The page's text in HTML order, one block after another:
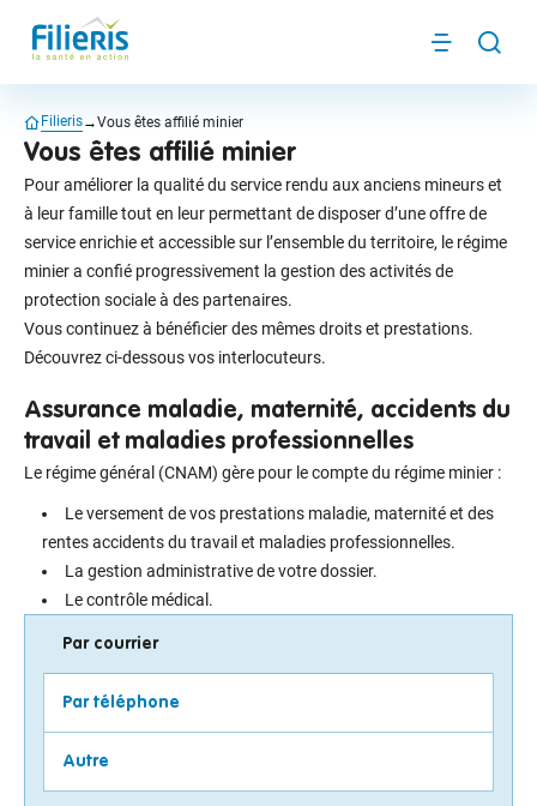
Panneau de gestion des cookies
Filieris
Menu
Filieris Vous êtes affilié minier
Vous êtes affilié minier
Pour améliorer la qualité du service rendu aux anciens mineurs et
à leur famille tout en leur permettant de disposer d’une offre de
service enrichie et accessible sur l’ensemble du territoire, le régime
minier a confié progressivement la gestion des activités de
protection sociale à des partenaires.
Vous continuez à bénéficier des mêmes droits et prestations.
Découvrez ci-dessous vos interlocuteurs.
Assurance maladie, maternité, accidents du
travail et maladies professionnelles
Le régime général (CNAM) gère pour le compte du régime minier :
Le versement de vos prestations maladie, maternité et des
rentes accidents du travail et maladies professionnelles.
La gestion administrative de votre dossier.
Le contrôle médical.
Par courrier
Par téléphone
Autre